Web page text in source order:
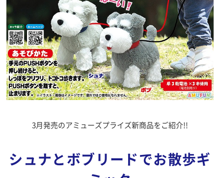
3月発売のアミューズプライズ新商品をご紹介!!
シュナとボブリードでお散歩ギ